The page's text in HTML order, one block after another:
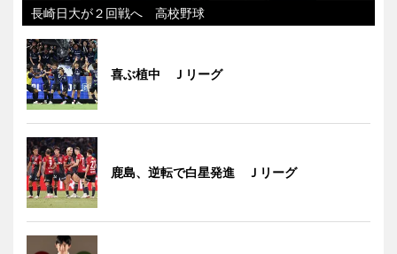
長崎日大が２回戦へ 高校野球
喜ぶ植中 Ｊリーグ
鹿島、逆転で白星発進 Ｊリーグ